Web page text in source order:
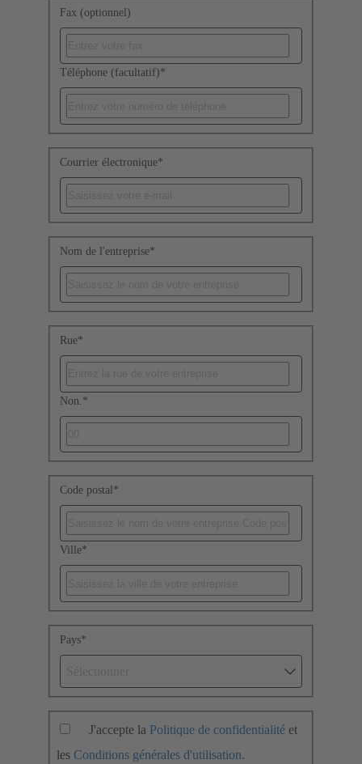
Fax (optionnel)
Téléphone (facultatif)*
Courrier électronique*
Nom de l'entreprise*
Rue*
Non. *
Code postal *
Ville*
Pays*
J'accepte la Politique de confidentialité et
les Conditions générales d'utilisation.